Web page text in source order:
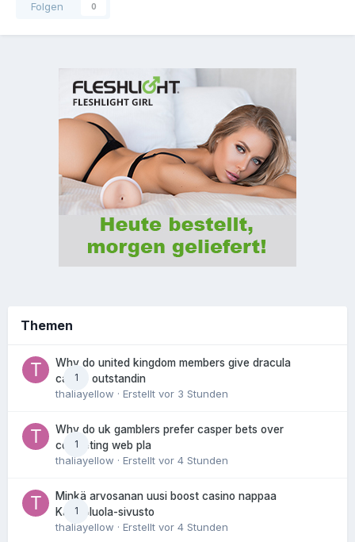
Folgen 0
Themen
1
Why do united kingdom members give dracula
casino outstandin
thaliayellow · Erstellt vor 3 Stunden
1
Why do uk gamblers prefer casper bets over
competing web pla
thaliayellow · Erstellt vor 4 Stunden
1
Minkä arvosanan uusi boost casino nappaa
Kasinoluola-sivusto
thaliayellow · Erstellt vor 4 Stunden